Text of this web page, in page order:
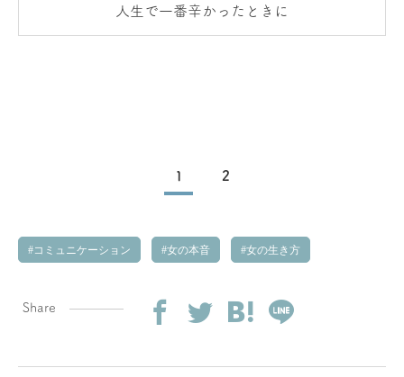
人生で一番辛かったときに
1 2
コミュニケーション 女の本音 女の生き方
Share